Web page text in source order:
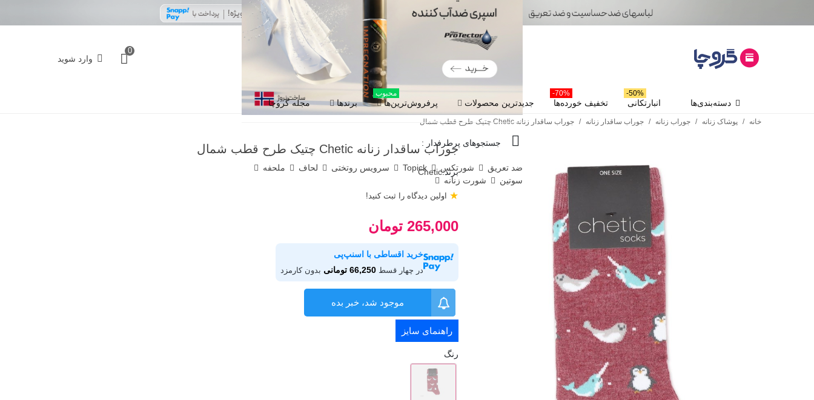
جستجوهای پرطرفدار :
ضد تعریق شورتکس Topick سرویس روتختی لحاف
ملحفه
سوتین
شورت زنانه
0
وارد شوید
دسته‌بندی‌ها انبارتکانی
50%-
تخفیف خورده‌ها
70%-
جدیدترین محصولات پرفروش‌ترین‌ها
محبوب
برندها مجله گروچا
خانه / پوشاک زنانه / جوراب زنانه / جوراب ساقدار زنانه / جوراب ساقدار زنانه Chetic چتیک طرح قطب شمال
جوراب ساقدار زنانه Chetic چتیک طرح قطب شمال
برند:Chetic
اولین دیدگاه را ثبت کنید! ★
265,000 تومان
خرید اقساطی با اسنپ‌پی
در چهار قسط 66,250 تومانی بدون کارمزد
موجود شد، خبر بده
راهنمای سایز
رنگ